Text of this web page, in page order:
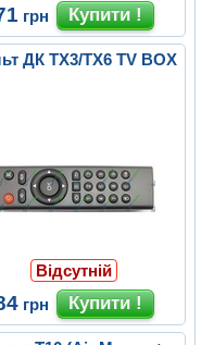
грн
ДК TX3/TX6 TV BOX
Відсутній
грн